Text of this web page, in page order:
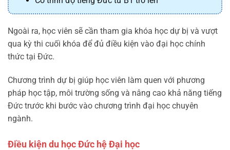
Ngoài ra, học viên sẽ cần tham gia khóa học dự bị và vượt
qua kỳ thi cuối khóa để đủ điều kiện vào đại học chính
thức tại Đức.
Chương trình dự bị giúp học viên làm quen với phương
pháp học tập, môi trường sống và nâng cao khả năng tiếng
Đức trước khi bước vào chương trình đại học chuyên
ngành.
Điều kiện du học Đức hệ Đại học